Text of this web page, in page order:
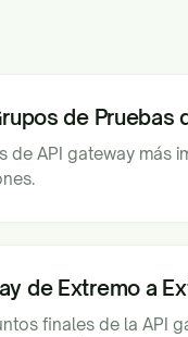
de Pruebas
de API gateway más
de Extremo a
finales de la API